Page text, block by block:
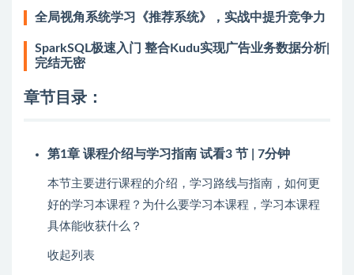
全局视角系统学习《推荐系统》，实战中提升竞争力
SparkSQL极速入门 整合Kudu实现广告业务数据分析|
完结无密
章节目录：
第1章 课程介绍与学习指南 试看3 节 | 7分钟
本节主要进行课程的介绍，学习路线与指南，如何更
好的学习本课程？为什么要学习本课程，学习本课程
具体能收获什么？
收起列表